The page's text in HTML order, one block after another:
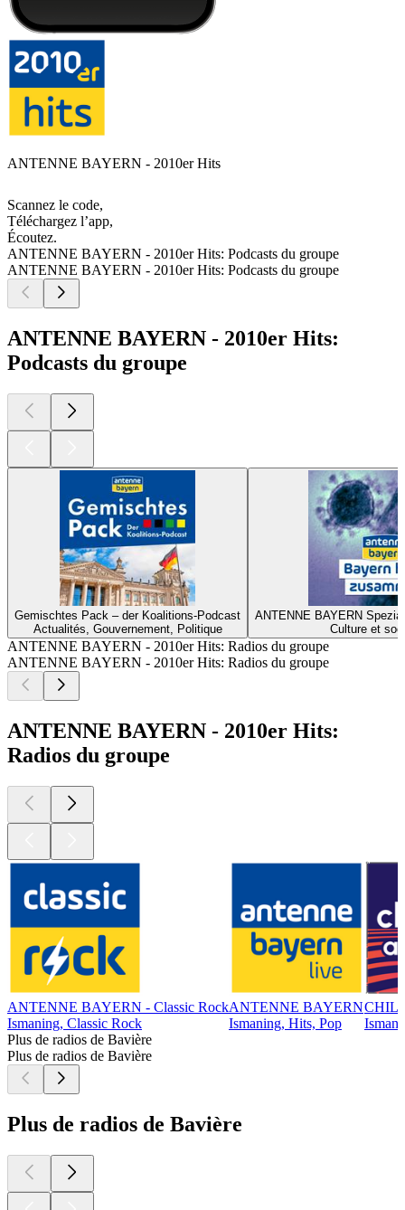
ANTENNE BAYERN - 2010er Hits
Scannez le code,
Téléchargez l’app,
Écoutez.
ANTENNE BAYERN - 2010er Hits: Podcasts du groupe
ANTENNE BAYERN - 2010er Hits: Podcasts du groupe
ANTENNE BAYERN - 2010er Hits:
Podcasts du groupe
Gemischtes Pack – der Koalitions-Podcast
Actualités, Gouvernement, Politique
ANTENNE BAYERN
Culture et
ANTENNE BAYERN - 2010er Hits: Radios du groupe
ANTENNE BAYERN - 2010er Hits: Radios du groupe
ANTENNE BAYERN - 2010er Hits:
Radios du groupe
ANTENNE BAYERN - Classic Rock
Ismaning, Classic Rock
ANTENNE BAYERN
Ismaning, Hits, Pop
Plus de radios de Bavière
Plus de radios de Bavière
Plus de radios de Bavière